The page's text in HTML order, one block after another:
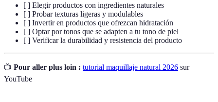
[ ] Elegir productos con ingredientes naturales
[ ] Probar texturas ligeras y modulables
[ ] Invertir en productos que ofrezcan hidratación
[ ] Optar por tonos que se adapten a tu tono de piel
[ ] Verificar la durabilidad y resistencia del producto
📺 Pour aller plus loin : tutorial maquillaje natural 2026 sur
YouTube